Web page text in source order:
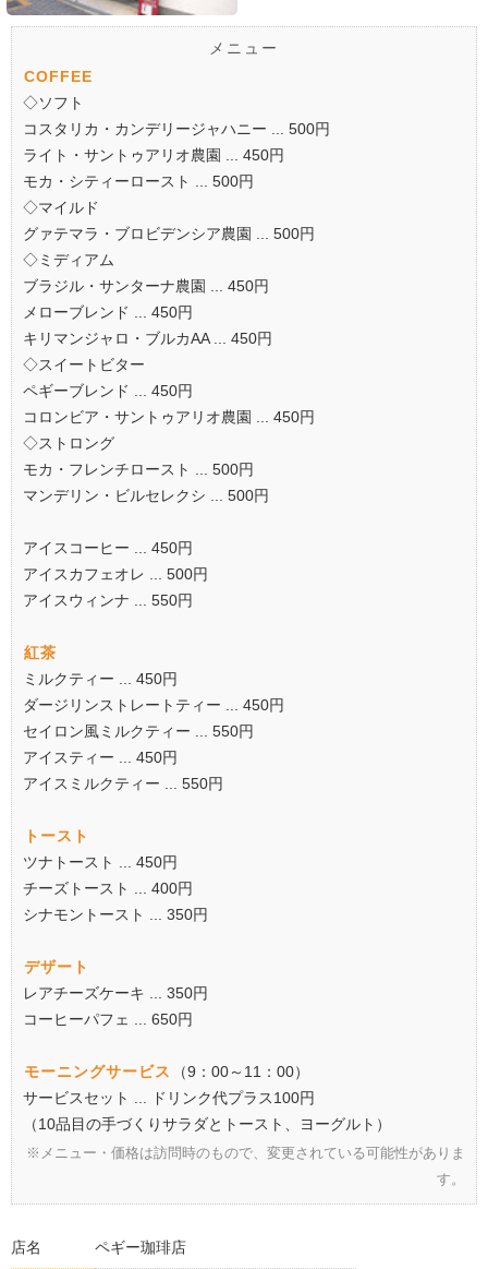
メニュー
COFFEE
◇ソフト
コスタリカ・カンデリージャハニー ... 500円
ライト・サントゥアリオ農園 ... 450円
モカ・シティーロースト ... 500円
◇マイルド
グァテマラ・ブロビデンシア農園 ... 500円
◇ミディアム
ブラジル・サンターナ農園 ... 450円
メローブレンド ... 450円
キリマンジャロ・ブルカAA ... 450円
◇スイートビター
ペギーブレンド ... 450円
コロンビア・サントゥアリオ農園 ... 450円
◇ストロング
モカ・フレンチロースト ... 500円
マンデリン・ビルセレクシ ... 500円
アイスコーヒー ... 450円
アイスカフェオレ ... 500円
アイスウィンナ ... 550円
紅茶
ミルクティー ... 450円
ダージリンストレートティー ... 450円
セイロン風ミルクティー ... 550円
アイスティー ... 450円
アイスミルクティー ... 550円
トースト
ツナトースト ... 450円
チーズトースト ... 400円
シナモントースト ... 350円
デザート
レアチーズケーキ ... 350円
コーヒーパフェ ... 650円
モーニングサービス
（9：00～11：00）
サービスセット ... ドリンク代プラス100円
（10品目の手づくりサラダとトースト、ヨーグルト）
※メニュー・価格は訪問時のもので、変更されている可能性がありま
す。
店名 ペギー珈琲店